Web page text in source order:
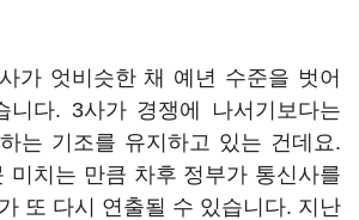
가 엇비슷한 채 예년 수준을 벗어
니다. 3사가 경쟁에 나서기보다는
는 기조를 유지하고 있는 건데요.
미치는 만큼 차후 정부가 통신사를
또 다시 연출될 수 있습니다. 지난